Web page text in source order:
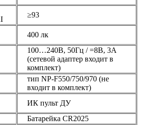
≥93
400 лк
100…240В, 50Гц / =8В, 3А
(сетевой адаптер входит в
комплект)
тип NP-F550/750/970 (не
входит в комплект)
ИК пульт ДУ
Батарейка CR2025